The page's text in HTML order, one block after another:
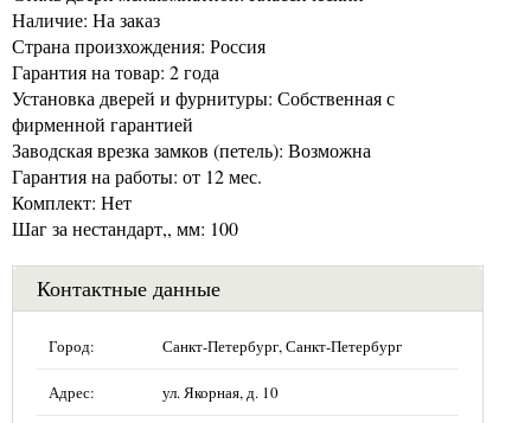
Наличие: На заказ
Страна произхождения: Россия
Гарантия на товар: 2 года
Установка дверей и фурнитуры: Собственная с
фирменной гарантией
Заводская врезка замков (петель): Возможна
Гарантия на работы: от 12 мес.
Комплект: Нет
Шаг за нестандарт,, мм: 100
Контактные данные
Город: Санкт-Петербург, Санкт-Петербург
Адрес: ул. Якорная, д. 10